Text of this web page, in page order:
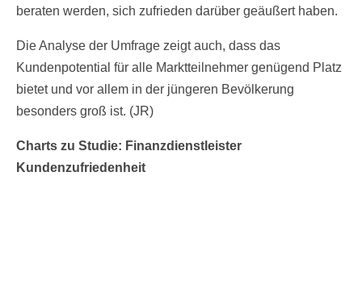
beraten werden, sich zufrieden darüber geäußert haben.
Die Analyse der Umfrage zeigt auch, dass das
Kundenpotential für alle Marktteilnehmer genügend Platz
bietet und vor allem in der jüngeren Bevölkerung
besonders groß ist. (JR)
Charts zu Studie: Finanzdienstleister
Kundenzufriedenheit